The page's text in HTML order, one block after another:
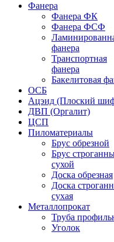
Фанера
Фанера ФК
Фанера ФСФ
фанера
Транспортная
фанера
Бакелитовая
ОСБ
Ацэид (Плоский
ДВП (Оргалит)
ЦСП
Пиломатериалы
Брус обрезной
Брус
сухой
Доска обрезная
Доска
сухая
Металлопрокат
Труба
Уголок